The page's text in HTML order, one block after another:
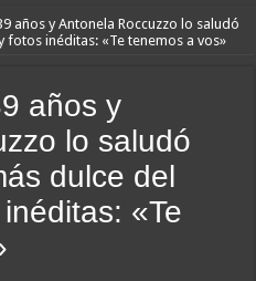
años y Antonela Roccuzzo lo saludó
inéditas: «Te tenemos a vos»
años y
lo saludó
dulce del
«Te